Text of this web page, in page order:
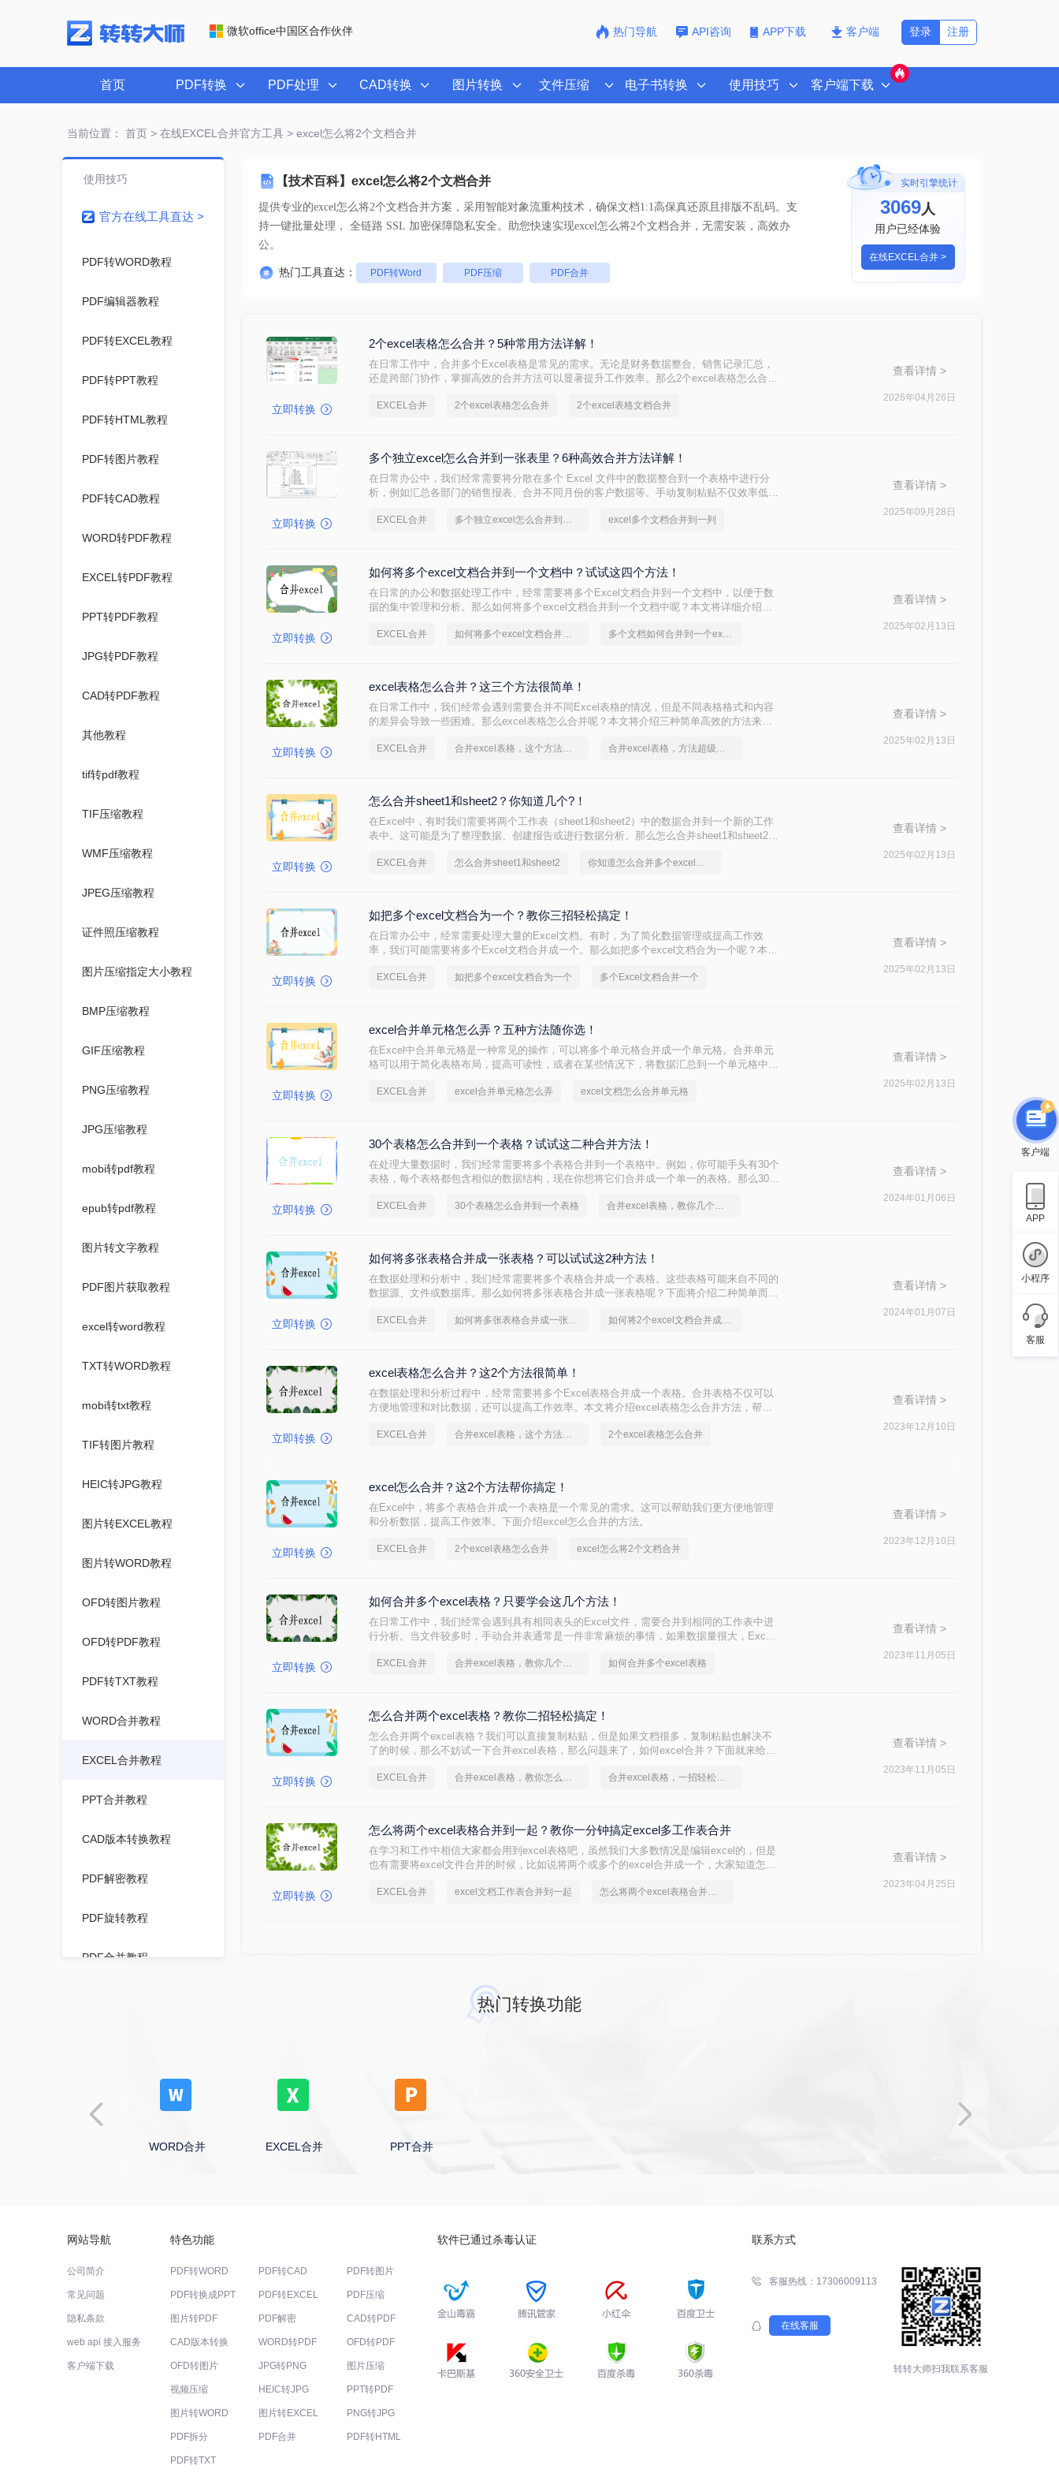
微软office中国区合作伙伴 热门导航 API咨询 APP下载 客户端 注册
登录
首页 PDF转换 PDF处理 CAD转换 图片转换 文件压缩 电子书转换 使用技巧 客户端下载
当前位置： 首页> 在线EXCEL合并官方工具> excel怎么将2个文档合并
【技术百科】excel怎么将2个文档合并
提供专业的excel怎么将2个文档合并方案，采用智能对象流重构技术，确保文档1:1高保真还原且排版不乱码。支
持一键批量处理， 全链路 SSL 加密保障隐私安全。助您快速实现excel怎么将2个文档合并，无需安装，高效办
公。
热门工具直达： PDF转Word PDF压缩 PDF合并
实时引擎统计
3069人
用户已经体验
在线EXCEL合并 >
使用技巧
官方在线工具直达 >
PDF转WORD教程
PDF编辑器教程
PDF转EXCEL教程
PDF转PPT教程
PDF转HTML教程
PDF转图片教程
PDF转CAD教程
WORD转PDF教程
EXCEL转PDF教程
PPT转PDF教程
JPG转PDF教程
CAD转PDF教程
其他教程
tif转pdf教程
TIF压缩教程
WMF压缩教程
JPEG压缩教程
证件照压缩教程
图片压缩指定大小教程
BMP压缩教程
GIF压缩教程
PNG压缩教程
JPG压缩教程
mobi转pdf教程
epub转pdf教程
图片转文字教程
PDF图片获取教程
excel转word教程
TXT转WORD教程
mobi转txt教程
TIF转图片教程
HEIC转JPG教程
图片转EXCEL教程
图片转WORD教程
OFD转图片教程
OFD转PDF教程
PDF转TXT教程
WORD合并教程
EXCEL合并教程
PPT合并教程
CAD版本转换教程
PDF解密教程
PDF旋转教程
PDF合并教程
XPS转PDF教程
电子书转成TXT教程
电子书转成PDF教程
EXCEL转图片教程
WORD转图片教程
立即转换
2个excel表格怎么合并？5种常用方法详解！
在日常工作中，合并多个Excel表格是常见的需求。无论是财务数据整合、销售记录汇总，
还是跨部门协作，掌握高效的合并方法可以显著提升工作效率。那么2个excel表格怎么合并
EXCEL合并 2个excel表格怎么合并 2个excel表格文档合并
查看详情 >
2026年04月26日
立即转换
多个独立excel怎么合并到一张表里？6种高效合并方法详解！
在日常办公中，我们经常需要将分散在多个 Excel 文件中的数据整合到一个表格中进行分
析，例如汇总各部门的销售报表、合并不同月份的客户数据等。手动复制粘贴不仅效率低
表里呢？本文将详细介绍六种常用的高效合并方法，帮助你根据实际需求选择最适合的方
EXCEL合并 多个独立excel怎么合并到一张表里 excel多个文档合并到一列
查看详情 >
2025年09月28日
立即转换
如何将多个excel文档合并到一个文档中？试试这四个方法！
在日常的办公和数据处理工作中，经常需要将多个Excel文档合并到一个文档中，以便于数
据的集中管理和分析。那么如何将多个excel文档合并到一个文档中呢？本文将详细介绍几
EXCEL合并 如何将多个excel文档合并到一个文档中 多个文档如何合并到一个excel表格中
查看详情 >
2025年02月13日
立即转换
excel表格怎么合并？这三个方法很简单！
在日常工作中，我们经常会遇到需要合并不同Excel表格的情况，但是不同表格格式和内容
的差异会导致一些困难。那么excel表格怎么合并呢？本文将介绍三种简单高效的方法来合
EXCEL合并 合并excel表格，这个方法很简单 合并excel表格，方法超级简单
查看详情 >
2025年02月13日
立即转换
怎么合并sheet1和sheet2？你知道几个?！
在Excel中，有时我们需要将两个工作表（sheet1和sheet2）中的数据合并到一个新的工作
表中。这可能是为了整理数据、创建报告或进行数据分析。那么怎么合并sheet1和sheet2
EXCEL合并 怎么合并sheet1和sheet2 你知道怎么合并多个excel文档吗
查看详情 >
2025年02月13日
立即转换
如把多个excel文档合为一个？教你三招轻松搞定！
在日常办公中，经常需要处理大量的Excel文档。有时，为了简化数据管理或提高工作效
率，我们可能需要将多个Excel文档合并成一个。那么如把多个excel文档合为一个呢？本文
EXCEL合并 如把多个excel文档合为一个 多个Excel文档合并一个
查看详情 >
2025年02月13日
立即转换
excel合并单元格怎么弄？五种方法随你选！
在Excel中合并单元格是一种常见的操作，可以将多个单元格合并成一个单元格。合并单元
格可以用于简化表格布局，提高可读性，或者在某些情况下，将数据汇总到一个单元格中。
EXCEL合并 excel合并单元格怎么弄 excel文档怎么合并单元格
查看详情 >
2025年02月13日
立即转换
30个表格怎么合并到一个表格？试试这二种合并方法！
在处理大量数据时，我们经常需要将多个表格合并到一个表格中。例如，你可能手头有30个
表格，每个表格都包含相似的数据结构，现在你想将它们合并成一个单一的表格。那么30个
EXCEL合并 30个表格怎么合并到一个表格 合并excel表格，教你几个方法
查看详情 >
2024年01月06日
立即转换
如何将多张表格合并成一张表格？可以试试这2种方法！
​在数据处理和分析中，我们经常需要将多个表格合并成一个表格。这些表格可能来自不同的
数据源、文件或数据库。那么如何将多张表格合并成一张表格呢？下面将介绍二种简单而实
EXCEL合并 如何将多张表格合并成一张表格 如何将2个excel文档合并成一个
查看详情 >
2024年01月07日
立即转换
excel表格怎么合并？这2个方法很简单！
在数据处理和分析过程中，经常需要将多个Excel表格合并成一个表格。合并表格不仅可以
方便地管理和对比数据，还可以提高工作效率。本文将介绍excel表格怎么合并方法，帮助
EXCEL合并 合并excel表格，这个方法很简单 2个excel表格怎么合并
查看详情 >
2023年12月10日
立即转换
excel怎么合并？这2个方法帮你搞定！
在Excel中，将多个表格合并成一个表格是一个常见的需求。这可以帮助我们更方便地管理
和分析数据，提高工作效率。下面介绍excel怎么合并的方法。
EXCEL合并 2个excel表格怎么合并 excel怎么将2个文档合并
查看详情 >
2023年12月10日
立即转换
如何合并多个excel表格？只要学会这几个方法！
在日常工作中，我们经常会遇到具有相同表头的Excel文件，需要合并到相同的工作表中进
行分析。当文件较多时，手动合并表通常是一件非常麻烦的事情，如果数据量很大，Excel
合并excel。
EXCEL合并 合并excel表格，教你几个方法 如何合并多个excel表格
查看详情 >
2023年11月05日
立即转换
怎么合并两个excel表格？教你二招轻松搞定！
怎么合并两个excel表格？我们可以直接复制粘贴，但是如果文档很多，复制粘贴也解决不
了的时候，那么不妨试一下合并excel表格，那么问题来了，如何excel合并？下面就来给大
EXCEL合并 合并excel表格，教你怎么搞定它！ 合并excel表格，一招轻松解决
查看详情 >
2023年11月05日
立即转换
怎么将两个excel表格合并到一起？教你一分钟搞定excel多工作表合并
在学习和工作中相信大家都会用到excel表格吧，虽然我们大多数情况是编辑excel的，但是
也有需要将excel文件合并的时候，比如说将两个或多个的excel合并成一个，大家知道怎么
EXCEL合并 excel文档工作表合并到一起 怎么将两个excel表格合并到一起呢
查看详情 >
2023年04月25日
热门转换功能
WORD合并 EXCEL合并 PPT合并
网站导航
公司简介
常见问题
隐私条款
web api 接入服务
客户端下载
特色功能
PDF转WORD PDF转CAD PDF转图片
PDF转换成PPT PDF转EXCEL PDF压缩
图片转PDF PDF解密 CAD转PDF
CAD版本转换 WORD转PDF OFD转PDF
OFD转图片 JPG转PNG 图片压缩
视频压缩 HEIC转JPG PPT转PDF
图片转WORD 图片转EXCEL PNG转JPG
PDF拆分 PDF合并 PDF转HTML
PDF转TXT
软件已通过杀毒认证 联系方式
客服热线：17306009113
在线客服
转转大师扫我联系客服
客户端
APP
小程序
客服